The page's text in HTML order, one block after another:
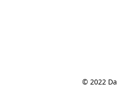
© 2022